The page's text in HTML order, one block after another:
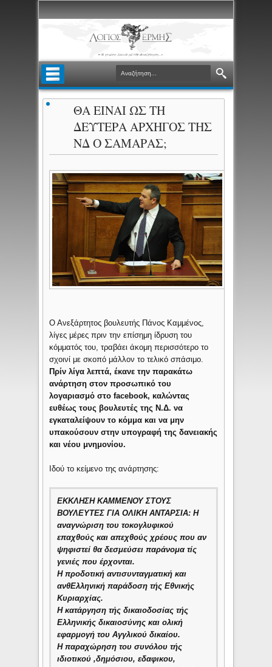
ΘΑ ΕΙΝΑΙ ΩΣ ΤΗ
ΔΕΥΤΕΡΑ ΑΡΧΗΓΟΣ ΤΗΣ
ΝΔ Ο ΣΑΜΑΡΑΣ;
O Aνεξάρτητος βουλευτής Πάνος Καμμένος,
λίγες μέρες πριν την επίσημη ίδρυση του
κόμματός του, τραβάει άκομη περισσότερο το
σχοινί με σκοπό μάλλον το τελικό σπάσιμο.
Πρίν λίγα λεπτά, έκανε την παρακάτω
ανάρτηση στον προσωπικό του
λογαριασμό στο facebook, καλώντας
ευθέως τους βουλευτές της Ν.Δ. να
εγκαταλείψουν το κόμμα και να μην
υπακούσουν στην υπογραφή της δανειακής
και νέου μνημονίου.
Ιδού το κείμενο της ανάρτησης:
ΕΚΚΛΗΣΗ ΚΑΜΜΕΝΟΥ ΣΤΟΥΣ
ΒΟΥΛΕΥΤΕΣ ΓΙΑ ΟΛΙΚΗ ΑΝΤΑΡΣΙΑ: Η
αναγνώριση του τοκογλυφικού
επαχθούς και απεχθούς χρέους που αν
ψηφιστεί θα δεσμεύσει παράνομα τίς
γενιές που έρχονται.
Η προδοτική αντισυνταγματική και
ανθΕλληνική παράδοση τής Εθνικής
Κυριαρχίας.
Η κατάργηση τής δικαιοδοσίας τής
Ελληνικής δικαιοσύνης και ολική
εφαρμογή του Αγγλικού δικαίου.
Η παραχώρηση του συνόλου τής
ιδιοτικού ,δημόσιου, εδαφικου,